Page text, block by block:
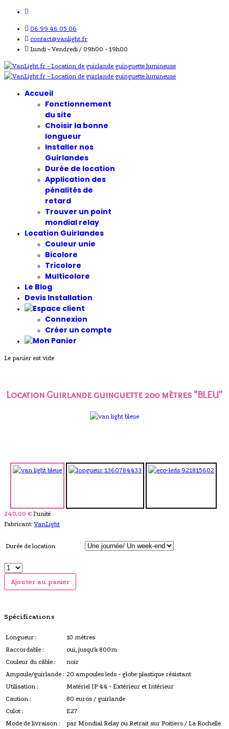
06 99 46 05 06
contact@vanlight.fr
Lundi - Vendredi / 09h00 - 19h00
Accueil
Fonctionnement
du site
Choisir la bonne
longueur
Installer nos
Guirlandes
Durée de location
Application des
pénalités de
retard
Trouver un point
mondial relay
Location Guirlandes
Couleur unie
Bicolore
Tricolore
Multicolore
Le Blog
Devis Installation
Connexion
Créer un compte
Le panier est vide
Location Guirlande guinguette 200 mètres "BLEU"
240,00 € l'unité
Fabricant: VanLight
Durée de location
Ajouter au panier
Spécifications
Longueur :
10 mètres
Raccordable :
oui, jusqu'à 800m
Couleur du câble :
noir
Ampoule/guirlande : 20 ampoules leds - globe plastique résistant
Utilisation :
Matériel IP 44 - Extérieur et Intérieur
Caution :
80 euros / guirlande
Culot :
E27
Mode de livraison :
par Mondial Relay ou Retrait sur Poitiers / La Rochelle